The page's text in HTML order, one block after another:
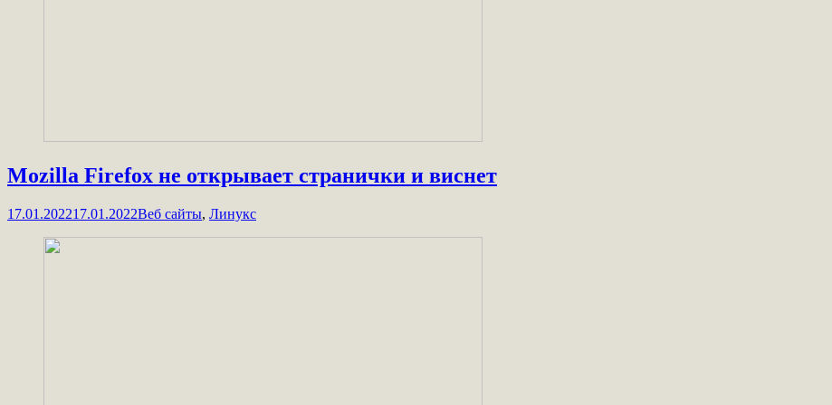
Mozilla Firefox не открывает странички и виснет
17.01.202217.01.2022Веб сайты, Линукс